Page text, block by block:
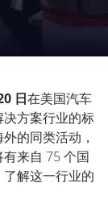
日在美国汽车
方案行业的标
的同类活动，
来自 75 个国
解这一行业的